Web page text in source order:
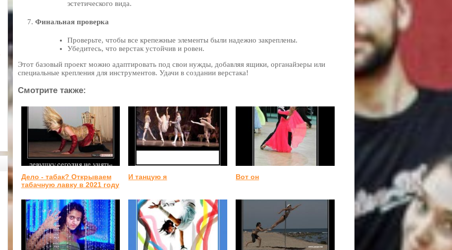
эстетического вида.
Финальная проверка
Проверьте, чтобы все крепежные элементы были надежно закреплены.
Убедитесь, что верстак устойчив и ровен.
Этот базовый проект можно адаптировать под свои нужды, добавляя ящики, органайзеры или
специальные крепления для инструментов. Удачи в создании верстака!
Смотрите также:
Дело - табак? Открываем
табачную лавку в 2021 году
И танцую я Вот он